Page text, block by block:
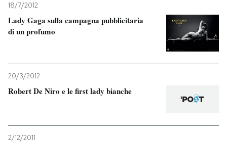
18/7/2012
Lady Gaga sulla campagna pubblicitaria
di un profumo
20/3/2012
Robert De Niro e le first lady bianche
2/12/2011